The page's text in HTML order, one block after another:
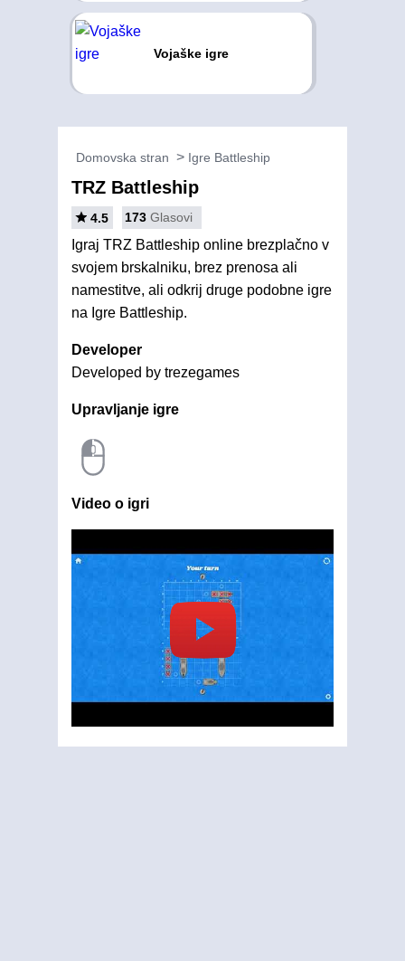
Vojaške igre
Domovska stran Igre Battleship
TRZ Battleship
4.5 173 Glasovi
Igraj TRZ Battleship online brezplačno v
svojem brskalniku, brez prenosa ali
namestitve, ali odkrij druge podobne igre
na Igre Battleship.
Developer
Developed by trezegames
Upravljanje igre
Video o igri